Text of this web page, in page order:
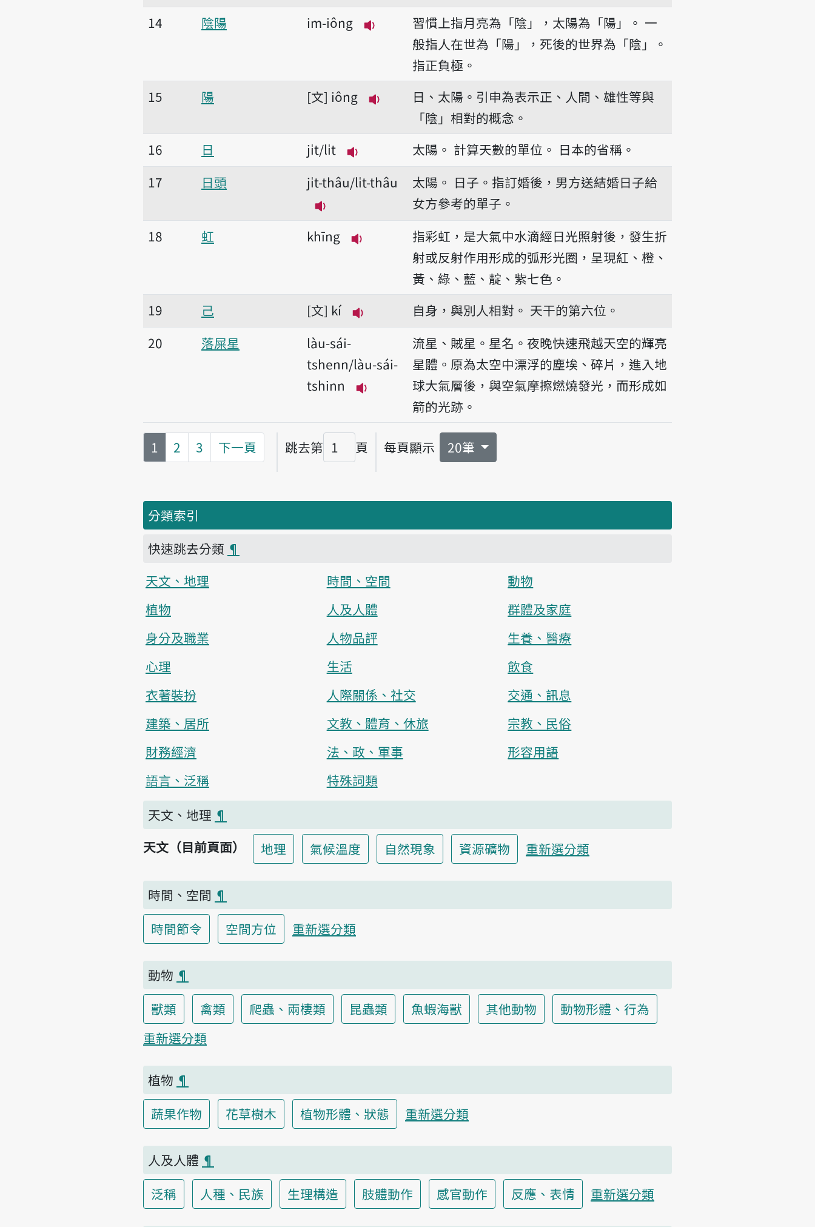
播放音讀iā-kíng
14
陰陽
im-iông
播放音讀im-iông
習慣上指月亮為「陰」，太陽為「陽」。 一
般指人在世為「陽」，死後的世界為「陰」。
指正負極。
15
陽 文 iông
播放音讀iông
日、太陽。引申為表示正、人間、雄性等與
「陰」相對的概念。
16
日
ji̍t/li̍t
播放音讀ji̍t/li̍t
太陽。 計算天數的單位。 日本的省稱。
17
日頭 ji̍t-thâu/li̍t-thâu
播放音讀ji̍t-thâu/li̍t-thâu
太陽。 日子。指訂婚後，男方送結婚日子給
女方參考的單子。
18
虹
khīng
播放音讀khīng
指彩虹，是大氣中水滴經日光照射後，發生折
射或反射作用形成的弧形光圈，呈現紅、橙、
黃、綠、藍、靛、紫七色。
19
己 文 kí
播放音讀kí
自身，與別人相對。 天干的第六位。
20
落屎星
làu-sái-
tshenn/làu-sái-
tshinn
播放音讀làu-sái-tshenn/làu-sái-tshinn
流星、賊星。星名。夜晚快速飛越天空的輝亮
星體。原為太空中漂浮的塵埃、碎片，進入地
球大氣層後，與空氣摩擦燃燒發光，而形成如
箭的光跡。
第
1 2 3 下一頁 跳去第
頁碼
頁 每頁顯示 20筆
分類索引
快速跳去分類 ¶
天文、地理
時間、空間
動物
植物
人及人體
群體及家庭
身分及職業
人物品評
生養、醫療
心理
生活
飲食
衣著裝扮
人際關係、社交
交通、訊息
建築、居所
文教、體育、休旅
宗教、民俗
財務經濟
法、政、軍事
形容用語
語言、泛稱
特殊詞類
天文、地理 ¶
天文（目前頁面）
地理 氣候溫度 自然現象 資源礦物 重新選分類
時間、空間 ¶
時間節令
空間方位 重新選分類
動物 ¶
獸類
禽類 爬蟲、兩棲類 昆蟲類 魚蝦海獸 其他動物
動物形體、行為
重新選分類
植物 ¶
蔬果作物
花草樹木 植物形體、狀態 重新選分類
人及人體 ¶
泛稱
人種、民族 生理構造 肢體動作 感官動作 反應、表情 重新選分類